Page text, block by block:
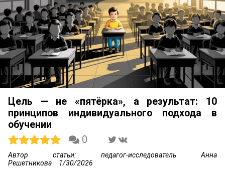
Цель — не «пятёрка», а результат: 10
принципов индивидуального подхода в
обучении
0
Автор статьи: педагог-исследователь Анна
Решетникова
1/30/2026